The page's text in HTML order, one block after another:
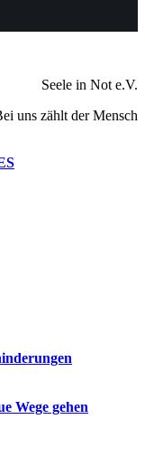
Seele in Not e.V.
uns zählt der Mensch
Wege gehen